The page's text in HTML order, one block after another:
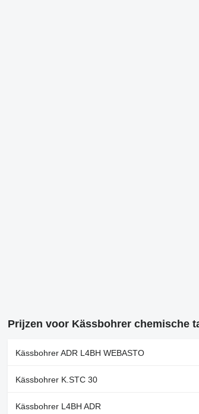
Prijzen voor Kässbohrer chemische
Kässbohrer ADR L4BH WEBASTO
Kässbohrer K.STC 30
Kässbohrer L4BH ADR